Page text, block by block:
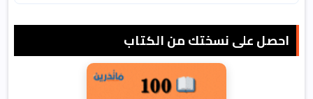
احصل على نسختك من الكتاب